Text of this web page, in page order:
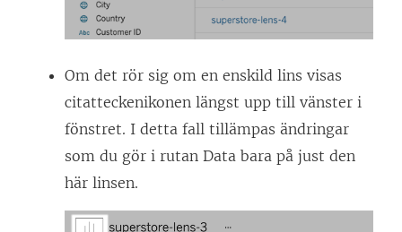
Om det rör sig om en enskild lins visas
citatteckenikonen längst upp till vänster i
fönstret. I detta fall tillämpas ändringar
som du gör i rutan Data bara på just den
här linsen.